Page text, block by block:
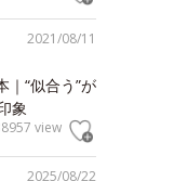
2021/08/11
｜“似合う”が
象
view
2025/08/22